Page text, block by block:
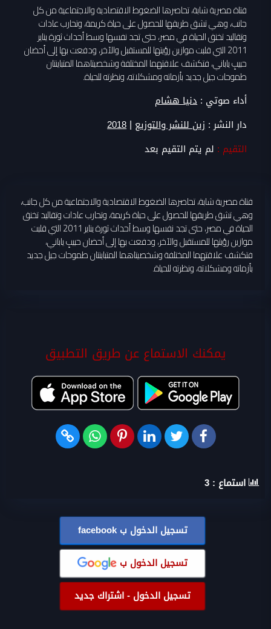
فتاة مصرية شابة، تحاصرها الضغوط الاقتصادية والاجتماعية من كل
جانب، وهي تشق طريقها للحصول على حياة كريمة، وتحارب عادات
وتقاليد تخنق الحياة في مصر، حتى تجد نفسها وسط أحداث ثورة يناير
2011 التي قلبت موازين رؤيتها للمستقبل والآخر، ودفعت بها إلى أحضان
حبيبٍ ياباني، فتكشف علاقتهما المختلفة وشخصيتاهما المتباينتان
طموحات جيل جديد بأزماته ومشكلاته، ونظرته للحياة.
أداء صوتي :دنيا هشام
دار النشر :زين للنشر والتوزيع |
2018
التقيم : لم يتم التقيم بعد
فتاة مصرية شابة، تحاصرها الضغوط الاقتصادية والاجتماعية من كل جانب،
وهي تشق طريقها للحصول على حياة كريمة، وتحارب عادات وتقاليد تخنق
الحياة في مصر، حتى تجد نفسها وسط أحداث ثورة يناير 2011 التي قلبت
موازين رؤيتها للمستقبل والآخر، ودفعت بها إلى أحضان حبيبٍ ياباني،
فتكشف علاقتهما المختلفة وشخصيتاهما المتباينتان طموحات جيل جديد
بأزماته ومشكلاته، ونظرته للحياة.
يمكنك الاستماع عن طريق التطبيق
استماع : 3
تسجيل الدخول بfacebook
تسجيل الدخول ب
تسجيل الدخول - اشتراك جديد